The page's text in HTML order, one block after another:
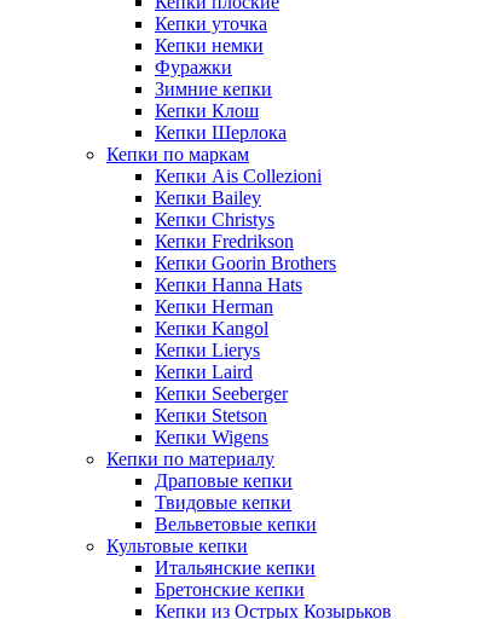
Кепки уточка
Кепки немки
Фуражки
Зимние кепки
Кепки Клош
Кепки Шерлока
Кепки по маркам
Кепки Ais Collezioni
Кепки Bailey
Кепки Christys
Кепки Fredrikson
Кепки Goorin Brothers
Кепки Hanna Hats
Кепки Herman
Кепки Kangol
Кепки Lierys
Кепки Laird
Кепки Seeberger
Кепки Stetson
Кепки Wigens
Кепки по материалу
Драповые кепки
Твидовые кепки
Вельветовые кепки
Культовые кепки
Итальянские кепки
Бретонские кепки
Кепки из Острых Козырьков